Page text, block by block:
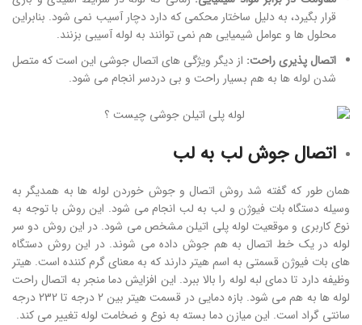
قرار بگیرد، به دلیل ساختار محکمی که دارد دچار آسیب نمی شود. بنابراین
محلول ها و عوامل شیمیایی هم نمی توانند به لوله آسیبی بزنند.
اتصال پذیری راحت: از دیگر ویژگی های اتصال جوشی این است که متصل
شدن لوله ها به هم بسیار راحت و بی دردسر انجام می شود.
اتصال جوش لب به لب
همان طور که گفته شد روش اتصال و جوش خوردن لوله ها به همدیگر به
وسیله دستگاه بات فیوژن و لب به لب انجام می شود. این روش با توجه به
نوع کاربری و موقعیت لوله پلی اتیلن مشخص می شود. در این روش دو سر
لوله در یک خط اتصال به هم جوش داده می شوند. در این روش دستگاه
های بات فیوژن قسمتی به اسم هیتر دارند که به معنای گرم کننده است. هیتر
وظیفه دارد تا دمای لبه لوله را بالا ببرد. این افزایش دما منجر به اتصال راحت
لوله ها به هم می شود. بازه دمایی در قسمت هیتر بین 2 درجه تا 232 درجه
سانتی گراد است. این میازن دما بسته به نوع و ضخامت لوله تغییر می کند.